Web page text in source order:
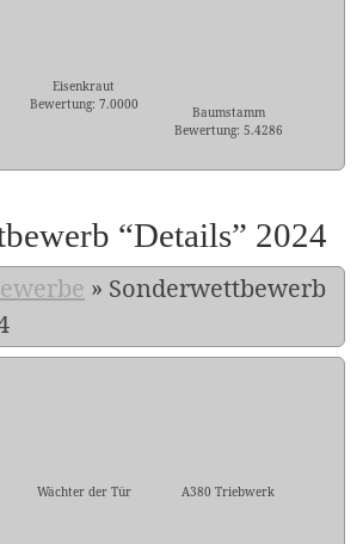
Eisenkraut
Bewertung: 7.0000
Baumstamm
Bewertung: 5.4286
“Details” 2024
» Sonderwettbewerb
Wächter der Tür
A380 Triebwerk